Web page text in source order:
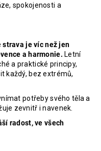
spokojenosti a
strava je víc než jen
a harmonie. Letní
a praktické principy,
každý, bez extrémů,
potřeby svého těla a
zevnitř i navenek.
radost, ve všech